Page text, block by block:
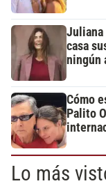
Juliana
casa
ningún
Cómo
Palito
Lo más